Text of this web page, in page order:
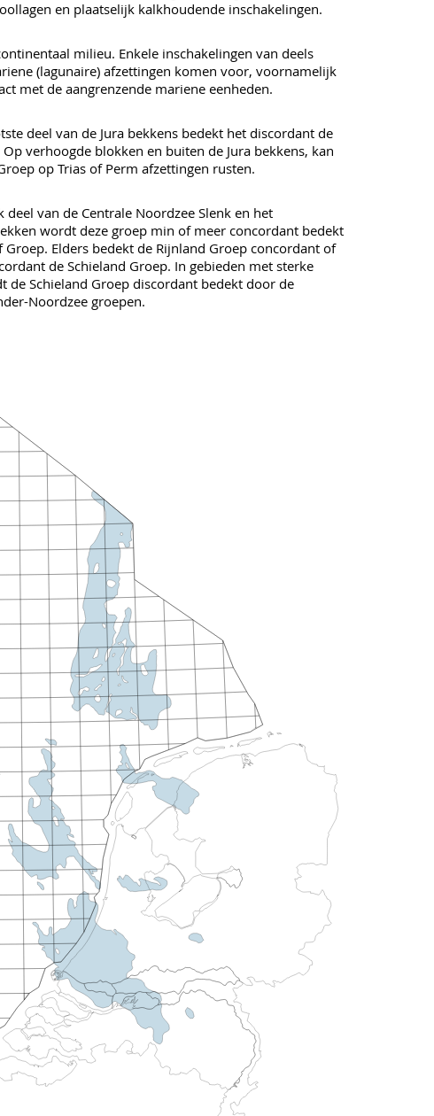
en plaatselijk kalkhoudende inschakelingen.
milieu. Enkele inschakelingen van deels
(lagunaire) afzettingen komen voor, voornamelijk
met de aangrenzende mariene eenheden.
deel van de Jura bekkens bedekt het discordant de
verhoogde blokken en buiten de Jura bekkens, kan
op Trias of Perm afzettingen rusten.
deel van de Centrale Noordzee Slenk en het
wordt deze groep min of meer concordant bedekt
Groep. Elders bedekt de Rijnland Groep concordant of
de Schieland Groep. In gebieden met sterke
de Schieland Groep discordant bedekt door de
Noordzee groepen.